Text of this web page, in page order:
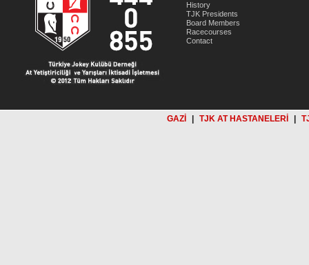
History
TJK Presidents
Board Members
Racecourses
Contact
GAZİ TJK AT HASTANELERİ